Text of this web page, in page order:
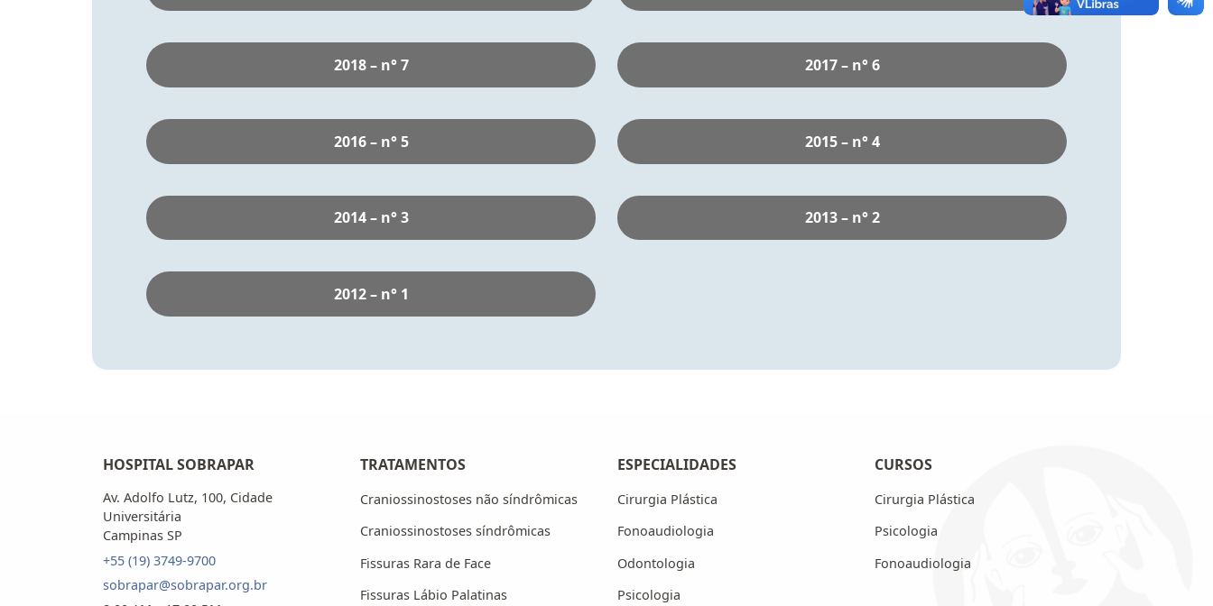
2018 – n° 7 2017 – n° 6
2016 – n° 5 2015 – n° 4
2014 – n° 3 2013 – n° 2
2012 – n° 1
HOSPITAL SOBRAPAR
Av. Adolfo Lutz, 100, Cidade
Universitária
Campinas SP
+55 (19) 3749-9700
sobrapar@sobrapar.org.br
TRATAMENTOS
Craniossinostoses não síndrômicas
Craniossinostoses síndrômicas
Fissuras Rara de Face
Fissuras Lábio Palatinas
ESPECIALIDADES
Cirurgia Plástica
Fonoaudiologia
Odontologia
Psicologia
CURSOS
Cirurgia Plástica
Psicologia
Fonoaudiologia